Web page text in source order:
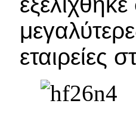
εταιρείες